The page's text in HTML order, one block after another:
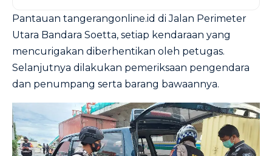
Pantauan tangerangonline.id di Jalan Perimeter
Utara Bandara Soetta, setiap kendaraan yang
mencurigakan diberhentikan oleh petugas.
Selanjutnya dilakukan pemeriksaan pengendara
dan penumpang serta barang bawaannya.